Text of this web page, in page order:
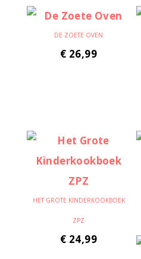
DE ZOETE OVEN
€ 26,99
HET GROTE KINDERKOOKBOEK
ZPZ
€ 24,99